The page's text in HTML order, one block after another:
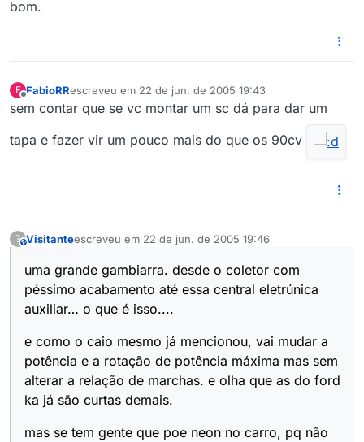
bom.
F FabioRRescreveu em 22 de jun. de 2005 19:43
última edição por
sem contar que se vc montar um sc dá para dar um
tapa e fazer vir um pouco mais do que os 90cv
?This user is from outside of this forum
Visitanteescreveu em 22 de jun. de 2005 19:46
última edição por
uma grande gambiarra. desde o coletor com
péssimo acabamento até essa central eletrúnica
auxiliar… o que é isso....
e como o caio mesmo já mencionou, vai mudar a
potência e a rotação de potência máxima mas sem
alterar a relação de marchas. e olha que as do ford
ka já são curtas demais.
mas se tem gente que poe neon no carro, pq não